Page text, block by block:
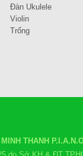
Đàn Ukulele
Violin
Trống
THANH